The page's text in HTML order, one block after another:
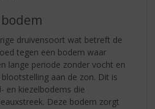
druivensoort wat betreft de
tegen een bodem waar
lange periode zonder vocht en
aan de zon. Dit is
en kiezelbodems die
Deze bodem zorgt